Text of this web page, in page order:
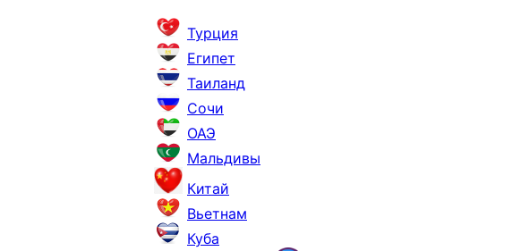
Турция
Египет
Таиланд
Сочи
ОАЭ
Мальдивы
Китай
Вьетнам
Куба